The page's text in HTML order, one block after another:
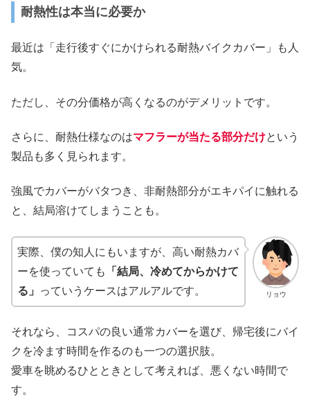
耐熱性は本当に必要か
最近は「走行後すぐにかけられる耐熱バイクカバー」も人
気。
ただし、その分価格が高くなるのがデメリットです。
さらに、耐熱仕様なのはマフラーが当たる部分だけという
製品も多く見られます。
強風でカバーがバタつき、非耐熱部分がエキパイに触れる
と、結局溶けてしまうことも。
リョウ
実際、僕の知人にもいますが、高い耐熱カバ
ーを使っていても
「結局、冷めてからかけて
る」
っていうケースはアルアルです。
それなら、コスパの良い通常カバーを選び、帰宅後にバイ
クを冷ます時間を作るのも一つの選択肢。
愛車を眺めるひとときとして考えれば、悪くない時間で
す。